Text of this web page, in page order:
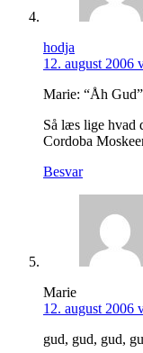
hodja
12. august 2006
Marie: “Åh Gud”
Så læs lige hvad
Cordoba
Besvar
Marie
12. august 2006
gud, gud, gud,